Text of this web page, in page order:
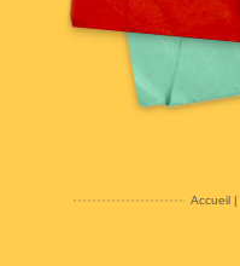
Accueil|